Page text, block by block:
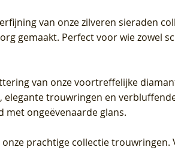
van onze zilveren sieraden
gemaakt. Perfect voor wie zowel
van onze voortreffelijke
trouwringen en
met ongeëvenaarde glans.
onze prachtige collectie